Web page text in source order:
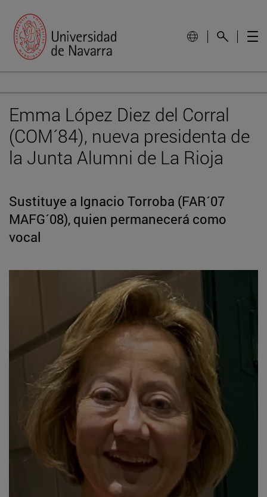
Emma López Diez del Corral
(COM´84), nueva presidenta de
la Junta Alumni de La Rioja
Sustituye a Ignacio Torroba (FAR´07
MAFG´08), quien permanecerá como
vocal